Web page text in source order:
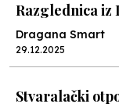
Razglednica iz
Dragana Smart
29.12.2025
Stvaralački